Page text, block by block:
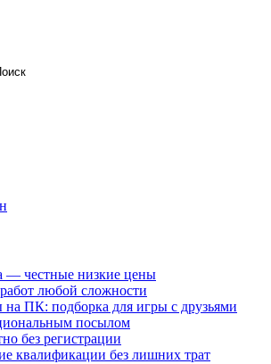
— честные низкие цены
любой сложности
ПК: подборка для игры с друзьями
посылом
без регистрации
квалификации без лишних трат